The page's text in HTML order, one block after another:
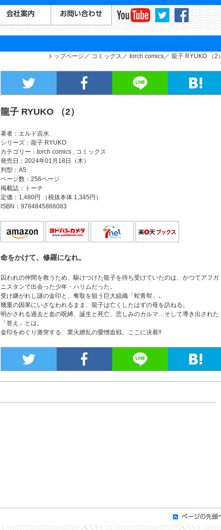
トップページ コミックス torch comics 龍子 RYUKO （2）
龍子 RYUKO （2）
著者
エルド吉水
シリーズ
龍子 RYUKO
カテゴリー
torch comics , コミックス
発売日
2024年01月18日（木）
判型
A5
ページ数
256ページ
掲載誌
トーチ
定価
1,480円 （税抜本体 1,345円）
ISBN
9784845866083
命をかけて、修羅になれ。
囚われの仲間を救うため、駆けつけた龍子を待ち受けていたのは、かつてアフガ
ニスタンで出会った少年・ハリムだった。
受け継がれし謎の金印と、奪取を狙う巨大組織「蛇青幇」。
幾重の因果にいざなわれるまま、龍子は亡くしたはずの母を訪ねる。
明かされる過去と血の呪縛、誕生と死亡、悲しみのカルマ…そして導き出された
「答え」とは。
金印をめぐり激突する、業火繚乱の愛憎血戦、ここに決着!!